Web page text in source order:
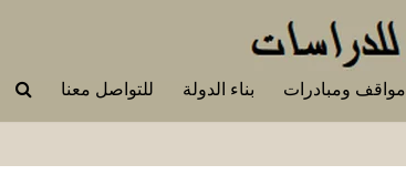
مواقف ومبادرات بناء الدولة للتواصل معنا